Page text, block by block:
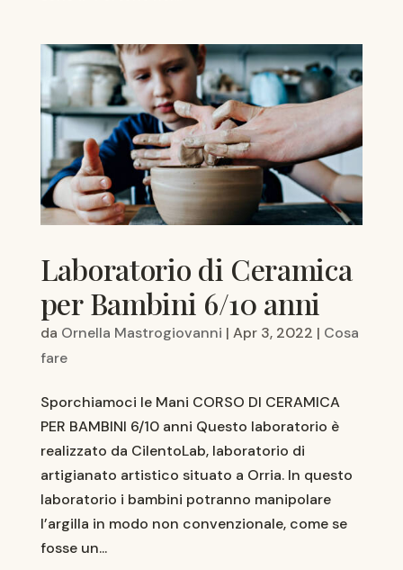
Laboratorio di Ceramica
per Bambini 6/10 anni
da Ornella Mastrogiovanni | Apr 3, 2022 | Cosa
fare
Sporchiamoci le Mani CORSO DI CERAMICA
PER BAMBINI 6/10 anni Questo laboratorio è
realizzato da CilentoLab, laboratorio di
artigianato artistico situato a Orria. In questo
laboratorio i bambini potranno manipolare
l’argilla in modo non convenzionale, come se
fosse un...